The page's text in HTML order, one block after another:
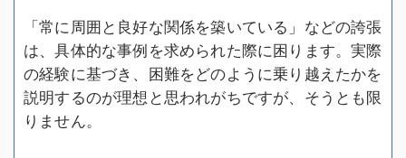
「常に周囲と良好な関係を築いている」などの誇張
は、具体的な事例を求められた際に困ります。実際
の経験に基づき、困難をどのように乗り越えたかを
説明するのが理想と思われがちですが、そうとも限
りません。